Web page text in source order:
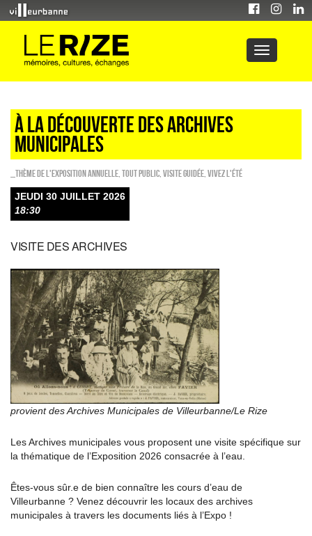
À LA DÉCOUVERTE DES ARCHIVES
MUNICIPALES
_Thème de l'exposition annuelle Tout public Visite guidée Vivez l'été
JEUDI 30 JUILLET 2026
18:30
VISITE DES ARCHIVES
provient des Archives Municipales de Villeurbanne/Le Rize
Les Archives municipales vous proposent une visite spécifique sur
la thématique de l’Exposition 2026 consacrée à l’eau.
Êtes-vous sûr.e de bien connaître les cours d’eau de
Villeurbanne ? Venez découvrir les locaux des archives
municipales à travers les documents liés à l’Expo !